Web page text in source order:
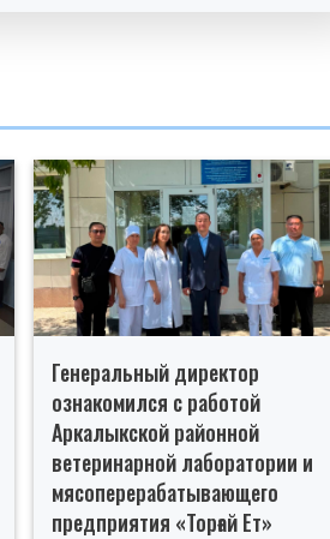
Генеральный директор
ознакомился с работой
Аркалыкской районной
ветеринарной лаборатории и
мясоперерабатывающего
предприятия «Торғай Ет»